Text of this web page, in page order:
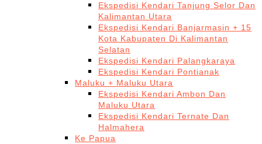
Ekspedisi Kendari Tanjung Selor Dan
Kalimantan Utara
Ekspedisi Kendari Banjarmasin + 15
Kota Kabupaten Di Kalimantan
Selatan
Ekspedisi Kendari Palangkaraya
Ekspedisi Kendari Pontianak
Maluku + Maluku Utara
Ekspedisi Kendari Ambon Dan
Maluku Utara
Ekspedisi Kendari Ternate Dan
Halmahera
Ke Papua